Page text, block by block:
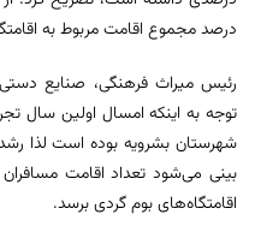
درصد مجموع اقامت مربوط به
رئیس میراث فرهنگی، صنایع
توجه به اینکه امسال اولین سال
شهرستان بشرویه بوده است لذا
بینی می‌شود تعداد اقامت
اقامتگاه‌های بوم گردی برسد.